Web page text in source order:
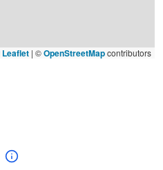
Leaflet | ©OpenStreetMapcontributors